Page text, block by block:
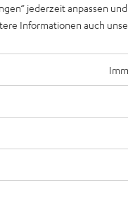
der Nähe? Kein Problem,
jederzeit anpassen
Informationen auch